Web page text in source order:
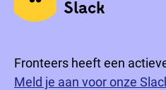
Slack
Fronteers heeft een
Meld je aan voor onze